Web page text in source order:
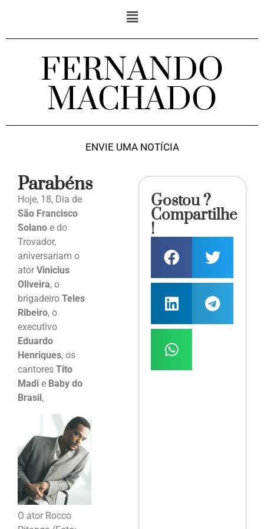
FERNANDO
MACHADO
ENVIE UMA NOTÍCIA
Parabéns
Hoje, 18, Dia de
São Francisco
Solano e do
Trovador,
aniversariam o
ator Vinicius
Oliveira, o
brigadeiro Teles
Ribeiro, o
executivo
Eduardo
Henriques, os
cantores Tito
Madi e Baby do
Brasil ,
O ator Rocco
Gostou ?
Compartilhe
!